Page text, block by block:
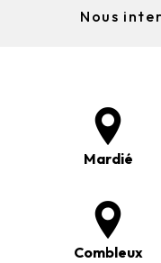
Nous
Mardié
Combleux